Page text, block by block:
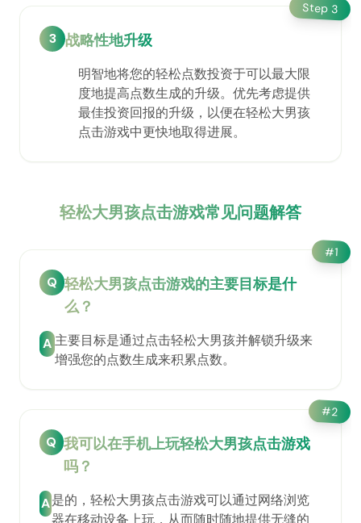
Step 3
3 战略性地升级
明智地将您的轻松点数投资于可以最大限
度地提高点数生成的升级。优先考虑提供
最佳投资回报的升级，以便在轻松大男孩
点击游戏中更快地取得进展。
轻松大男孩点击游戏常见问题解答
#1
Q 轻松大男孩点击游戏的主要目标是什
么？
A 主要目标是通过点击轻松大男孩并解锁升级来
增强您的点数生成来积累点数。
#2
Q 我可以在手机上玩轻松大男孩点击游戏
吗？
A是的，轻松大男孩点击游戏可以通过网络浏览
器在移动设备上玩，从而随时随地提供无缝的